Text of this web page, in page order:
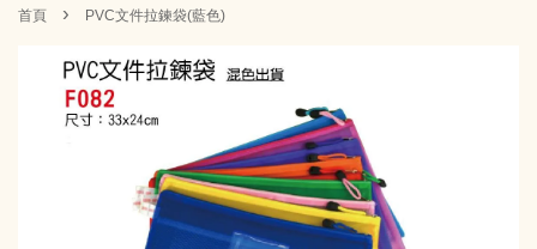
首頁 › PVC文件拉鍊袋(藍色)